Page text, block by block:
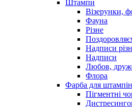
Штампи
Візерунки,
Фауна
Різне
Надписи
Надписи
Любов,
Флора
Фарба для
Пігментні